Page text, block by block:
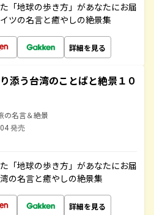
「地球の歩き方」があなたにお届
ツの名言と癒やしの絶景集
詳細を見る
添う台湾のことばと絶景１０
の名言＆絶景
発売
「地球の歩き方」があなたにお届
の名言と癒やしの絶景集
詳細を見る